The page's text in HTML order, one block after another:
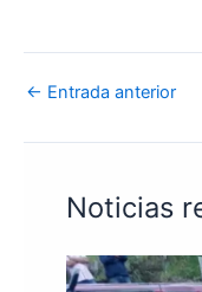
← Entrada anterior
Noticias